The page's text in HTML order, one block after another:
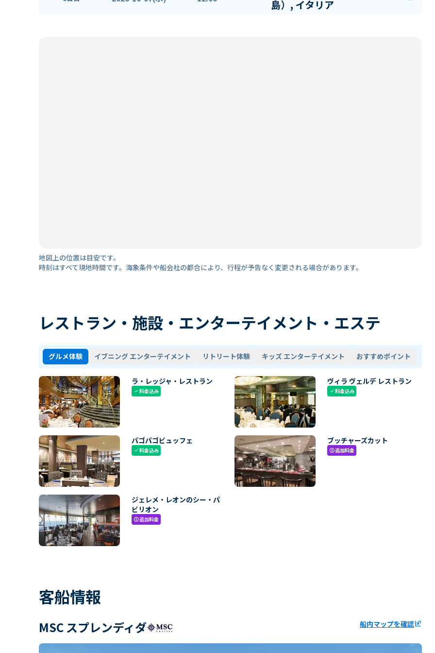
島）, イタリア
地図上の位置は目安です。
時刻はすべて現地時間です。海象条件や船会社の都合により、行程が予告なく変更される場合があります。
レストラン・施設・エンターテイメント・エステ
グルメ体験 イブニング エンターテイメント リトリート体験 キッズ エンターテイメント おすすめポイント
ラ・レッジャ・レストラン
check料金込み
ヴィラ ヴェルデ レストラン
check料金込み
パゴパゴビュッフェ
check料金込み
ブッチャーズカット
paid追加料金
ジェレメ・レオンのシー・パ
ビリオン
paid追加料金
客船情報
MSC スプレンディダ 船内マップを確認ungroup